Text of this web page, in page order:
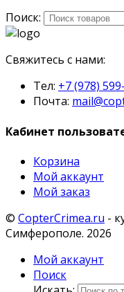
Поиск:
Свяжитесь с нами:
Тел: +7 (978)
Почта:
Кабинет
Корзина
Мой аккаунт
Мой заказ
© CopterCrimea.ru -
Симферополе. 2026
Мой аккаунт
Поиск